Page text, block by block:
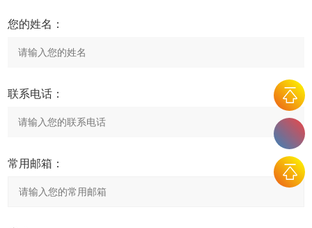
您的姓名：
联系电话：
常用邮箱：